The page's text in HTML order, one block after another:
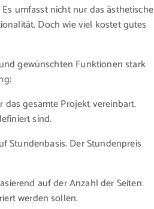
umfasst nicht nur das ästhetische
Doch wie viel kostet gutes
gewünschten Funktionen stark
das gesamte Projekt vereinbart.
sind.
Stundenbasis. Der Stundenpreis
auf der Anzahl der Seiten
werden sollen.